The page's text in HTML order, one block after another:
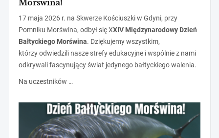
Morświna!
17 maja 2026 r. na Skwerze Kościuszki w Gdyni, przy
Pomniku Morświna, odbył się XXIV Międzynarodowy Dzień
Bałtyckiego Morświna. Dziękujemy wszystkim,
którzy odwiedzili nasze strefy edukacyjne i wspólnie z nami
odkrywali fascynujący świat jedynego bałtyckiego walenia.
Na uczestników …